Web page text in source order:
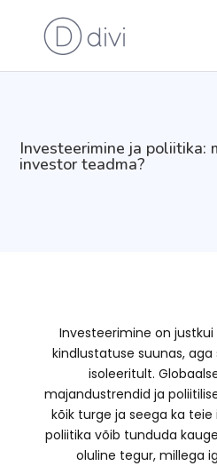
Investeerimine ja poliitika:
investor teadma?
Investeerimine on
kindlustatuse suunas,
isoleeritult.
majandustrendid ja
kõik turge ja seega ka teie
poliitika võib tunduda
oluline tegur, millega